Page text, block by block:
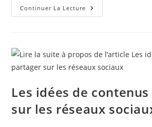
Continuer La Lecture Idées
De
Et
Les
Influenceurs
!
Les idées de
sur les réseaux